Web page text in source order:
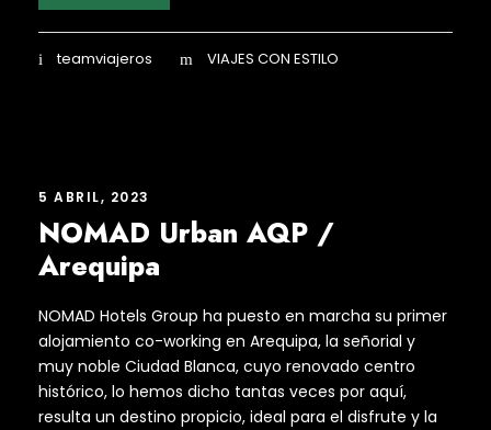
teamviajeros VIAJES CON ESTILO
5 ABRIL, 2023
NOMAD Urban AQP /
Arequipa
NOMAD Hotels Group ha puesto en marcha su primer
alojamiento co-working en Arequipa, la señorial y
muy noble Ciudad Blanca, cuyo renovado centro
histórico, lo hemos dicho tantas veces por aquí,
resulta un destino propicio, ideal para el disfrute y la